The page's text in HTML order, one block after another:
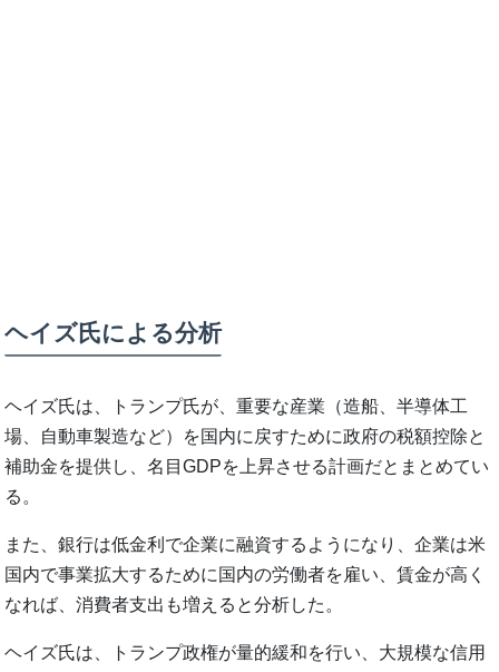
ヘイズ氏による分析
ヘイズ氏は、トランプ氏が、重要な産業（造船、半導体工
場、自動車製造など）を国内に戻すために政府の税額控除と
補助金を提供し、名目GDPを上昇させる計画だとまとめてい
る。
また、銀行は低金利で企業に融資するようになり、企業は米
国内で事業拡大するために国内の労働者を雇い、賃金が高く
なれば、消費者支出も増えると分析した。
ヘイズ氏は、トランプ政権が量的緩和を行い、大規模な信用